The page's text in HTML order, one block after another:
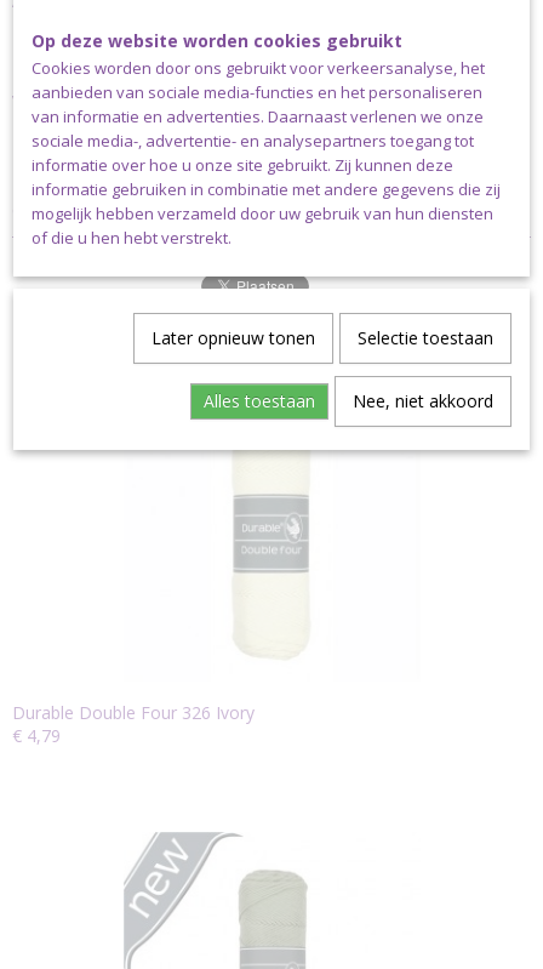
100% katoen
Verzending
Dit garen kan uitsluitend verstuurd worden via pakket post.
Klanten niet woonachtig in Nederland dienen altijd te kiezen voor
de pakketkosten die horen bij het land waarin ze wonen.
Ook interessant
Durable Double Four 326 Ivory
€ 4,79
Op deze website worden cookies gebruikt
Cookies worden door ons gebruikt voor verkeersanalyse, het
aanbieden van sociale media-functies en het personaliseren
van informatie en advertenties. Daarnaast verlenen we onze
sociale media-, advertentie- en analysepartners toegang tot
informatie over hoe u onze site gebruikt. Zij kunnen deze
informatie gebruiken in combinatie met andere gegevens die zij
mogelijk hebben verzameld door uw gebruik van hun diensten
of die u hen hebt verstrekt.
Later opnieuw tonen Selectie toestaan
Alles toestaan Nee, niet akkoord